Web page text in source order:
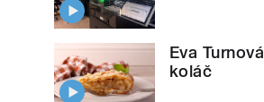
Eva
koláč